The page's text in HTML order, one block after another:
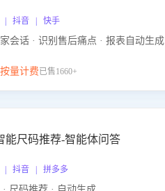
| 抖音 | 快手
会话 · 识别售后痛点 · 报表自动生成
量计费已售1660+
能尺码推荐-智能体问答
| 抖音 | 拼多多